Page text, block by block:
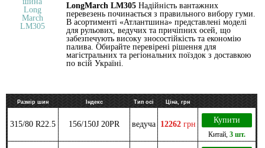
LongMarch LM305 Надійність вантажних
перевезень починається з правильного вибору гуми.
В асортименті «Атлантшина» представлені моделі
для рульових, ведучих та причіпних осей, що
забезпечують високу зносостійкість та економію
палива. Обирайте перевірені рішення для
магістральних та регіональних поїздок з доставкою
по всій Україні.
Размір шин Індекс Тип осі Ціна, грн
315/80 R22.5 156/150J 20PR ведуча 12262 грн Купити
Китай 3 шт.